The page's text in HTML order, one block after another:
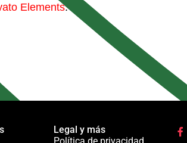
Elements.
Legal y más